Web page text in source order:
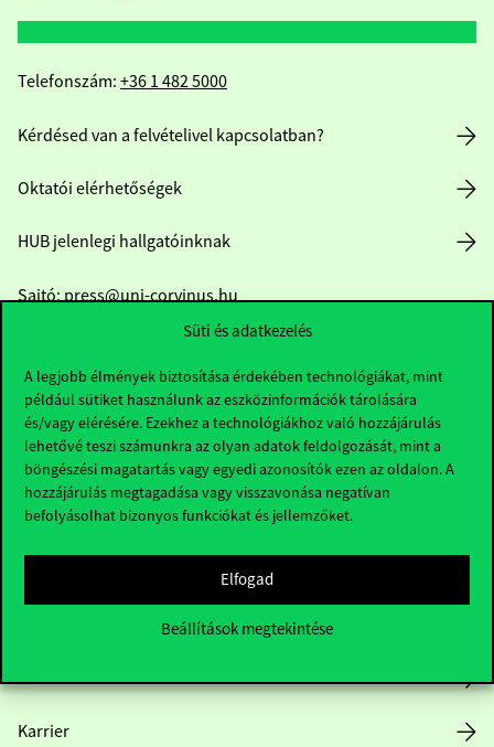
Süti és adatkezelés
A legjobb élmények biztosítása érdekében technológiákat, mint
például sütiket használunk az eszközinformációk tárolására
és/vagy elérésére. Ezekhez a technológiákhoz való hozzájárulás
lehetővé teszi számunkra az olyan adatok feldolgozását, mint a
böngészési magatartás vagy egyedi azonosítók ezen az oldalon. A
hozzájárulás megtagadása vagy visszavonása negatívan
befolyásolhat bizonyos funkciókat és jellemzőket.
Elfogad
Beállítások megtekintése
Telefonszám: +36 1 482 5000
Kérdésed van a felvételivel kapcsolatban?
Oktatói elérhetőségek
HUB jelenlegi hallgatóinknak
Sajtó:press@uni-corvinus.hu
Hasznos linkek
Közérdekű adatok
Karrier